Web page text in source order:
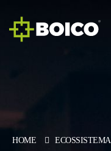
HOME ECOSSISTEMA